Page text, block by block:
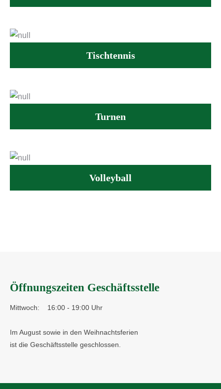
Tischtennis
Turnen
Volleyball
Öffnungszeiten Geschäftsstelle
Mittwoch: 16:00 - 19:00 Uhr
Im August sowie in den Weihnachtsferien
ist die Geschäftsstelle geschlossen.